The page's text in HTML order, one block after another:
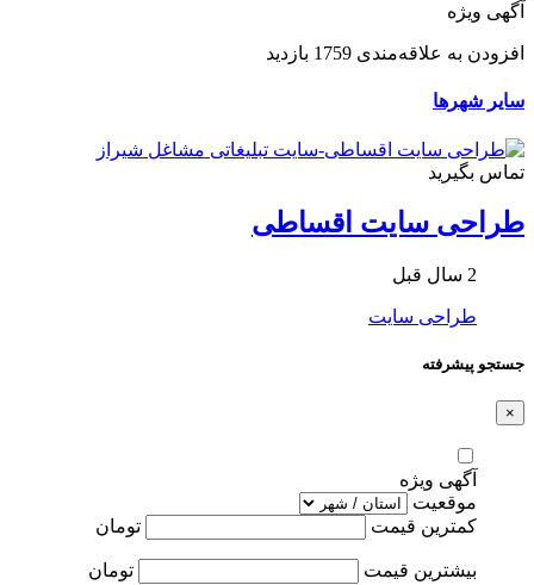
آگهی ویژه
افزودن به علاقه‌مندی 1759 بازدید
سایر شهرها
تماس بگیرید
طراحی سایت اقساطی
2 سال قبل
طراحی سایت
جستجو پیشرفته
×
آگهی ویژه
موقعیت
کمترین قیمت
تومان
بیشترین قیمت تومان